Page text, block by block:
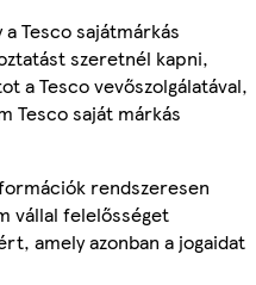
Tesco sajátmárkás
szeretnél kapni,
a Tesco vevőszolgálatával,
Tesco saját márkás
rendszeresen
vállal felelősséget
amely azonban a jogaidat